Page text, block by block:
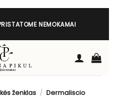
NEMOKAMAI
ženklas / Dermaliscio